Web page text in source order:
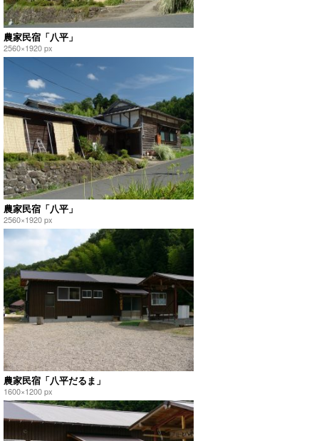
農家民宿「八平」
2560×1920 px
農家民宿「八平」
2560×1920 px
農家民宿「八平だるま」
1600×1200 px